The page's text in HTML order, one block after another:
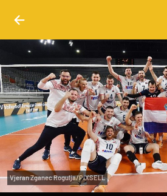
Vjeran Zganec Rogulja/PIXSELL